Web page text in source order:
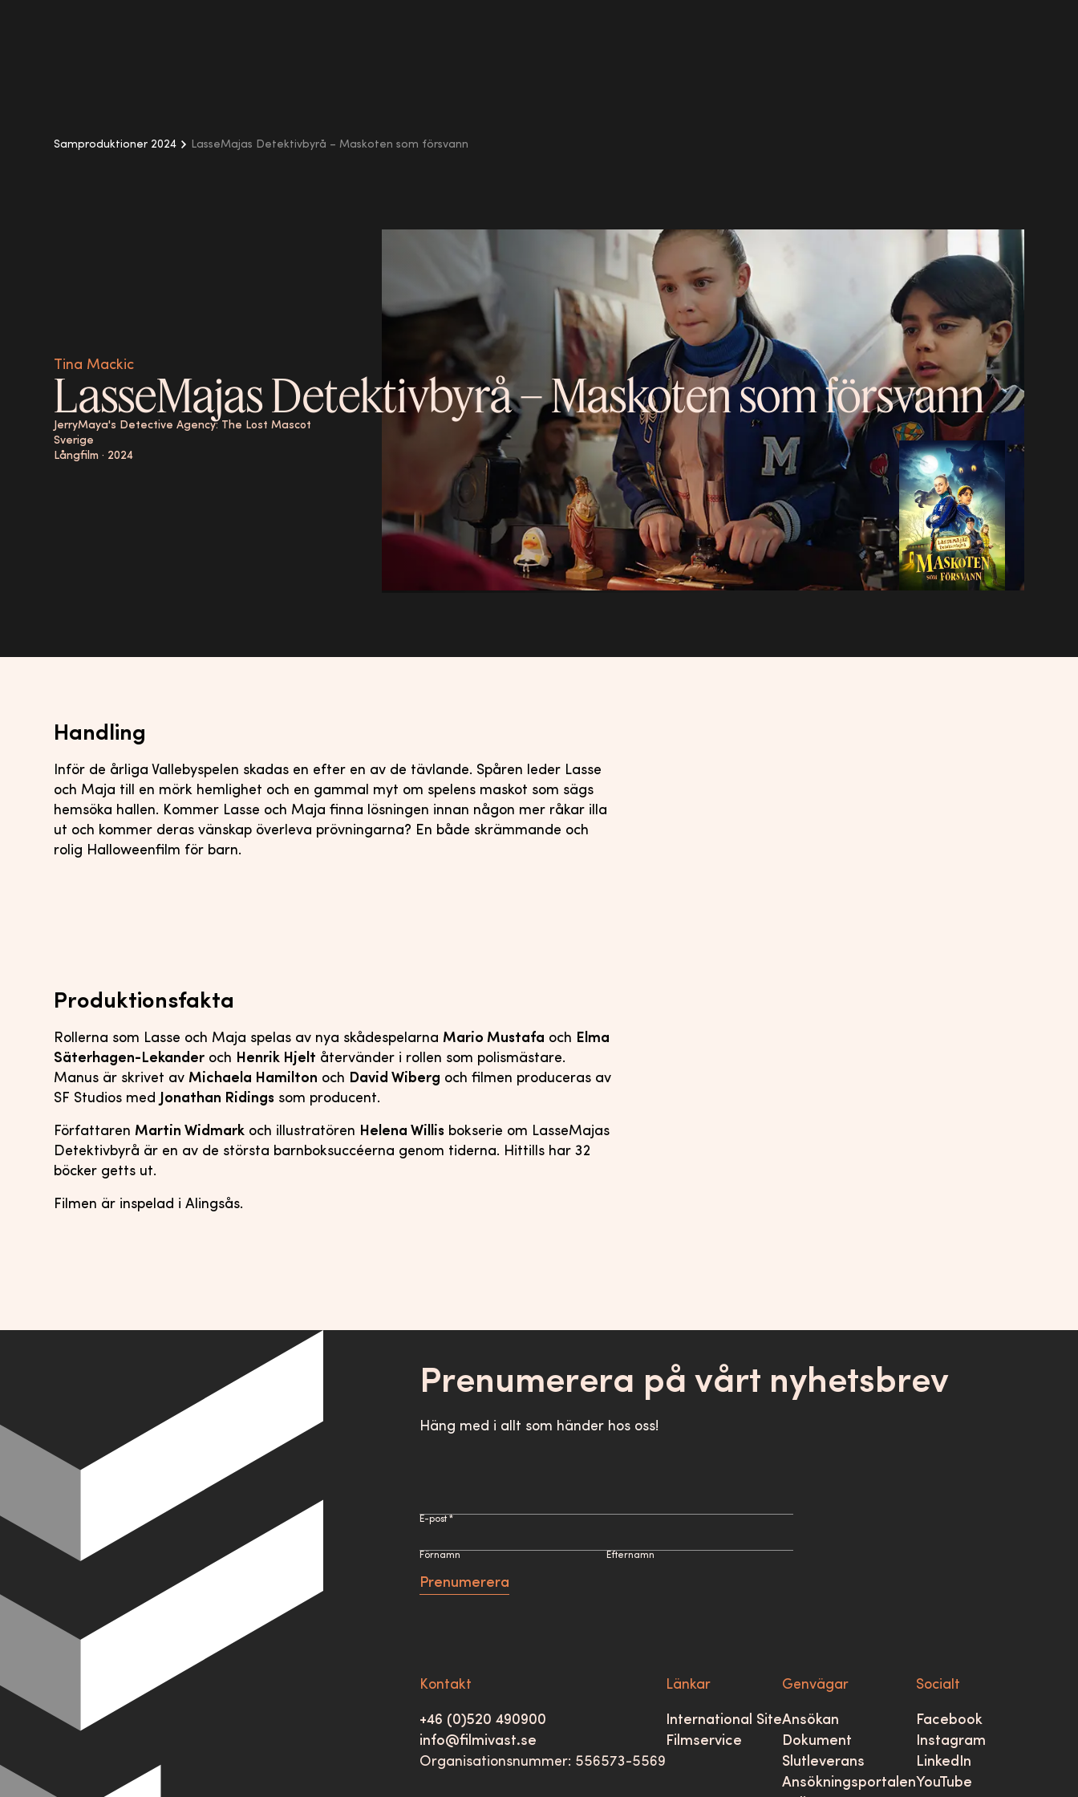
Samproduktioner 2024 LasseMajas Detektivbyrå – Maskoten som försvann
Tina Mackic
LasseMajas Detektivbyrå – Maskoten som försvann
JerryMaya's Detective Agency: The Lost Mascot
Sverige
Långfilm · 2024
Handling
Inför de årliga Vallebyspelen skadas en efter en av de tävlande. Spåren leder Lasse
och Maja till en mörk hemlighet och en gammal myt om spelens maskot som sägs
hemsöka hallen. Kommer Lasse och Maja finna lösningen innan någon mer råkar illa
ut och kommer deras vänskap överleva prövningarna? En både skrämmande och
rolig Halloweenfilm för barn.
Produktionsfakta
Rollerna som Lasse och Maja spelas av nya skådespelarnaMario Mustafa och Elma
Säterhagen-Lekander och Henrik Hjelt återvänder i rollen som polismästare.
Manus är skrivet avMichaela Hamilton och David Wiberg och filmen produceras av
SF Studios med Jonathan Ridings som producent.
FörfattarenMartin Widmark och illustratören Helena Willis bokserie om LasseMajas
Detektivbyrå är en av de största barnboksuccéerna genom tiderna. Hittills har 32
böcker getts ut.
Filmen är inspelad i Alingsås.
Prenumerera på vårt nyhetsbrev
Häng med i allt som händer hos oss!
E-post *
Förnamn Efternamn
Prenumerera
Kontakt
+46 (0)520 490900
info@filmivast.se
Organisationsnummer: 556573-5569
Länkar
International Site
Filmservice
Genvägar
Ansökan
Dokument
Slutleverans
Ansökningsportalen
Socialt
Facebook
Instagram
LinkedIn
YouTube